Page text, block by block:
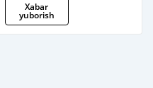
Xabar
yuborish